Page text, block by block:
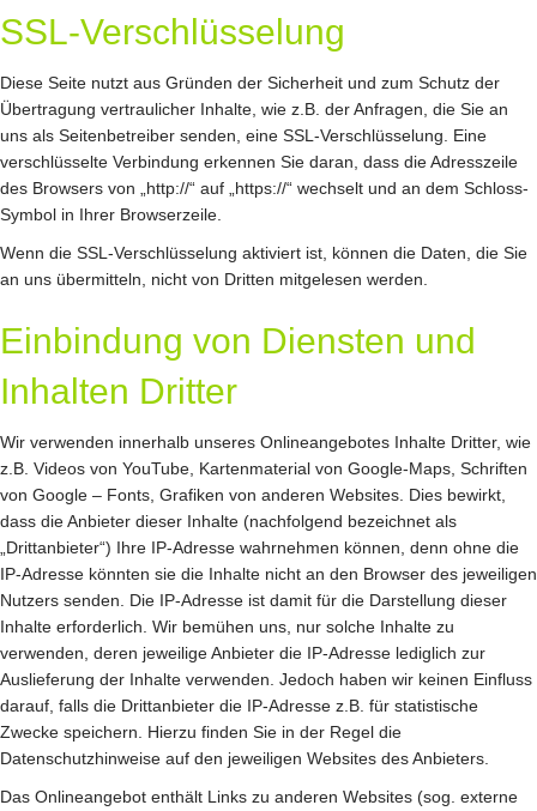
SSL-Verschlüsselung
Diese Seite nutzt aus Gründen der Sicherheit und zum Schutz der
Übertragung vertraulicher Inhalte, wie z.B. der Anfragen, die Sie an
uns als Seitenbetreiber senden, eine SSL-Verschlüsselung. Eine
verschlüsselte Verbindung erkennen Sie daran, dass die Adresszeile
des Browsers von „http://“ auf „https://“ wechselt und an dem Schloss-
Symbol in Ihrer Browserzeile.
Wenn die SSL-Verschlüsselung aktiviert ist, können die Daten, die Sie
an uns übermitteln, nicht von Dritten mitgelesen werden.
Einbindung von Diensten und
Inhalten Dritter
Wir verwenden innerhalb unseres Onlineangebotes Inhalte Dritter, wie
z.B. Videos von YouTube, Kartenmaterial von Google-Maps, Schriften
von Google – Fonts, Grafiken von anderen Websites. Dies bewirkt,
dass die Anbieter dieser Inhalte (nachfolgend bezeichnet als
„Drittanbieter“) Ihre IP-Adresse wahrnehmen können, denn ohne die
IP-Adresse könnten sie die Inhalte nicht an den Browser des jeweiligen
Nutzers senden. Die IP-Adresse ist damit für die Darstellung dieser
Inhalte erforderlich. Wir bemühen uns, nur solche Inhalte zu
verwenden, deren jeweilige Anbieter die IP-Adresse lediglich zur
Auslieferung der Inhalte verwenden. Jedoch haben wir keinen Einfluss
darauf, falls die Drittanbieter die IP-Adresse z.B. für statistische
Zwecke speichern. Hierzu finden Sie in der Regel die
Datenschutzhinweise auf den jeweiligen Websites des Anbieters.
Das Onlineangebot enthält Links zu anderen Websites (sog. externe